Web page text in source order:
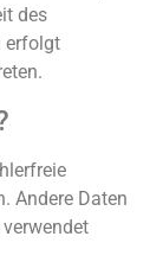
des
erfolgt
Andere Daten